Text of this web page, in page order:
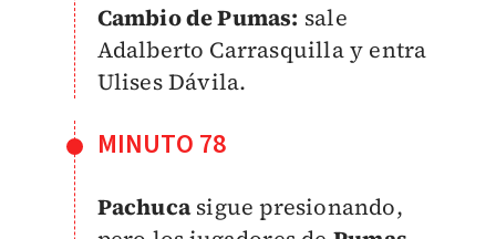
Cambio de Pumas: sale
Adalberto Carrasquilla y entra
Ulises Dávila.
MINUTO 78
Pachucasigue presionando,